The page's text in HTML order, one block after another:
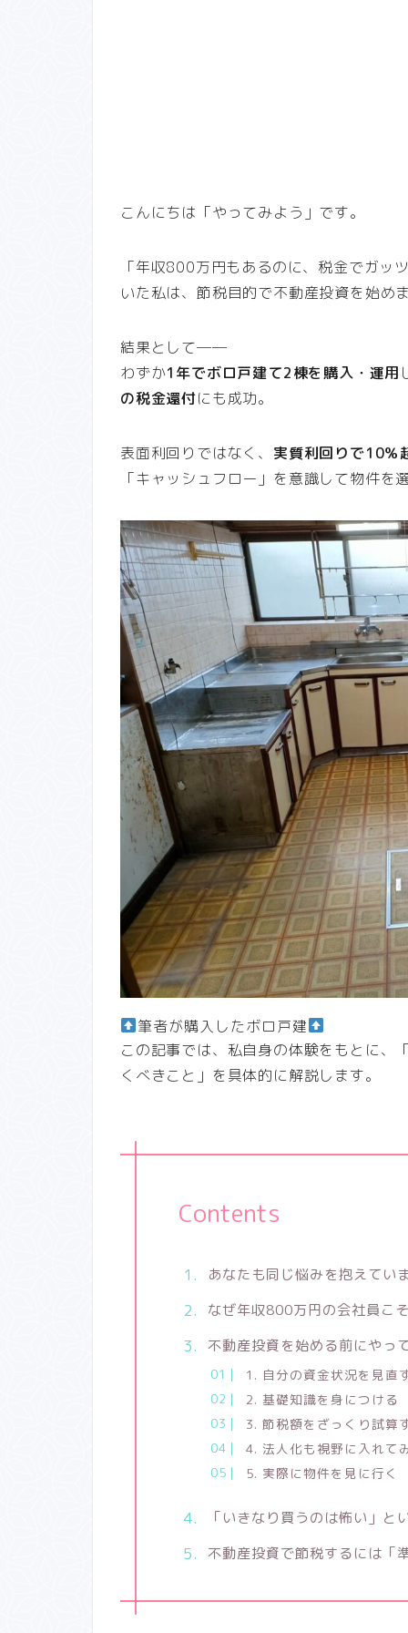
こんにちは「やってみよう」です。
「年収800万円もあるのに、税金でガ
いた私は、節税目的で不動産投資を始め
結果として──
わずか1年でボロ戸建て2棟を購入・運用
の税金還付にも成功。
表面利回りではなく、 実質利回りで10％
「キャッシュフロー」を意識して物件を
筆者が購入したボロ戸建
この記事では、私自身の体験をもとに、
くべきこと」を具体的に解説します。
Contents
あなたも同じ悩みを抱えてい
なぜ年収800万円の会社員こ
不動産投資を始める前にやっ
1. 自分の資金状況を見直
2. 基礎知識を身につける
3. 節税額をざっくり試算
4. 法人化も視野に入れて
5. 実際に物件を見に行く
「いきなり買うのは怖い」
不動産投資で節税するには「